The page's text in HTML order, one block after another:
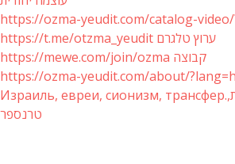
https://t.me/otzma_yeudit ערוץ טלגרם
https://mewe.com/join/ozma קבוצה
Израиль, евреи, сионизм, трансфер.ישראל, יהודים, ציונות,
טרנספר